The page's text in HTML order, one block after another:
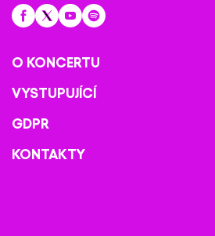
O KONCERTU
VYSTUPUJÍCÍ
GDPR
KONTAKTY